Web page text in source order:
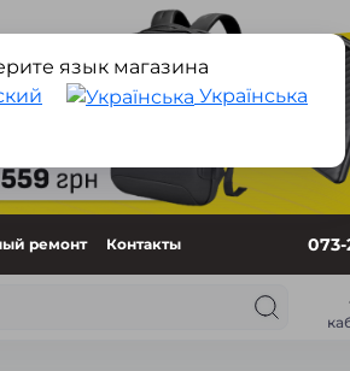
ремонт Контакты 073-
язык магазина
Українська